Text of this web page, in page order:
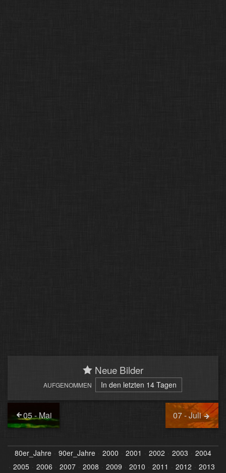
Neue Bilder
AUFGENOMMEN In den letzten 14 Tagen
05 - Mai 07 - Juli
80er_Jahre 90er_Jahre 2000 2001 2002 2003
2004
2005
2006 2007 2008 2009 2010 2011 2012 2013